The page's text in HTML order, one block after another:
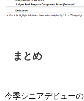
まとめ
今季シニアデビュー